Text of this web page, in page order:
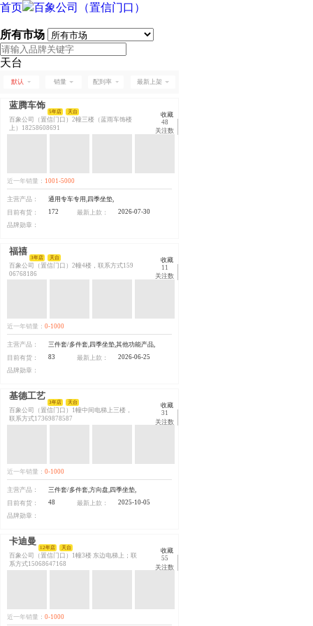
首页 百象公司（置信门口）
所有市场
天台
默认 销量 配到率 最新上架
蓝腾车饰
5年店 天台
百象公司（置信门口）2幢三楼（蓝雨车饰楼
上）18258608691
收藏
48
关注数
近一年销量： 1001-5000
主营产品：
通用专车专用,四季坐垫,
目前有货：
172 最新上款：
2026-07-30
品牌勋章：
福禧
3年店 天台
百象公司（置信门口）2幢4楼，联系方式159
06768186
收藏
11
关注数
近一年销量：0-1000
主营产品：
三件套/多件套,四季坐垫,其他功能产品,
目前有货：
83 最新上款：
2026-06-25
品牌勋章：
基德工艺
3年店 天台
百象公司（置信门口）1幢中间电梯上三楼，
联系方式17369878587
收藏
31
关注数
近一年销量：0-1000
主营产品：
三件套/多件套,方向盘,四季坐垫,
目前有货：
48 最新上款：
2025-10-05
品牌勋章：
卡迪曼
12年店 天台
百象公司（置信门口）1幢3楼 东边电梯上；联
系方式15068647168
收藏
55
关注数
近一年销量：0-1000